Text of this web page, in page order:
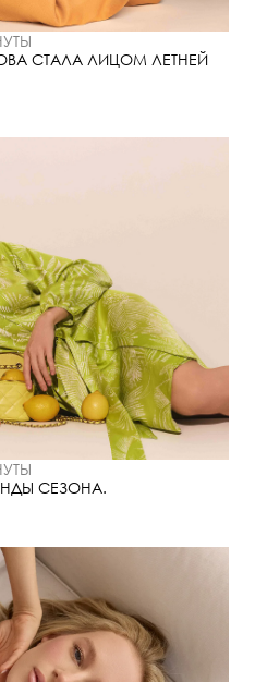
СТАЛА ЛИЦОМ ЛЕТНЕЙ
СЕЗОНА.